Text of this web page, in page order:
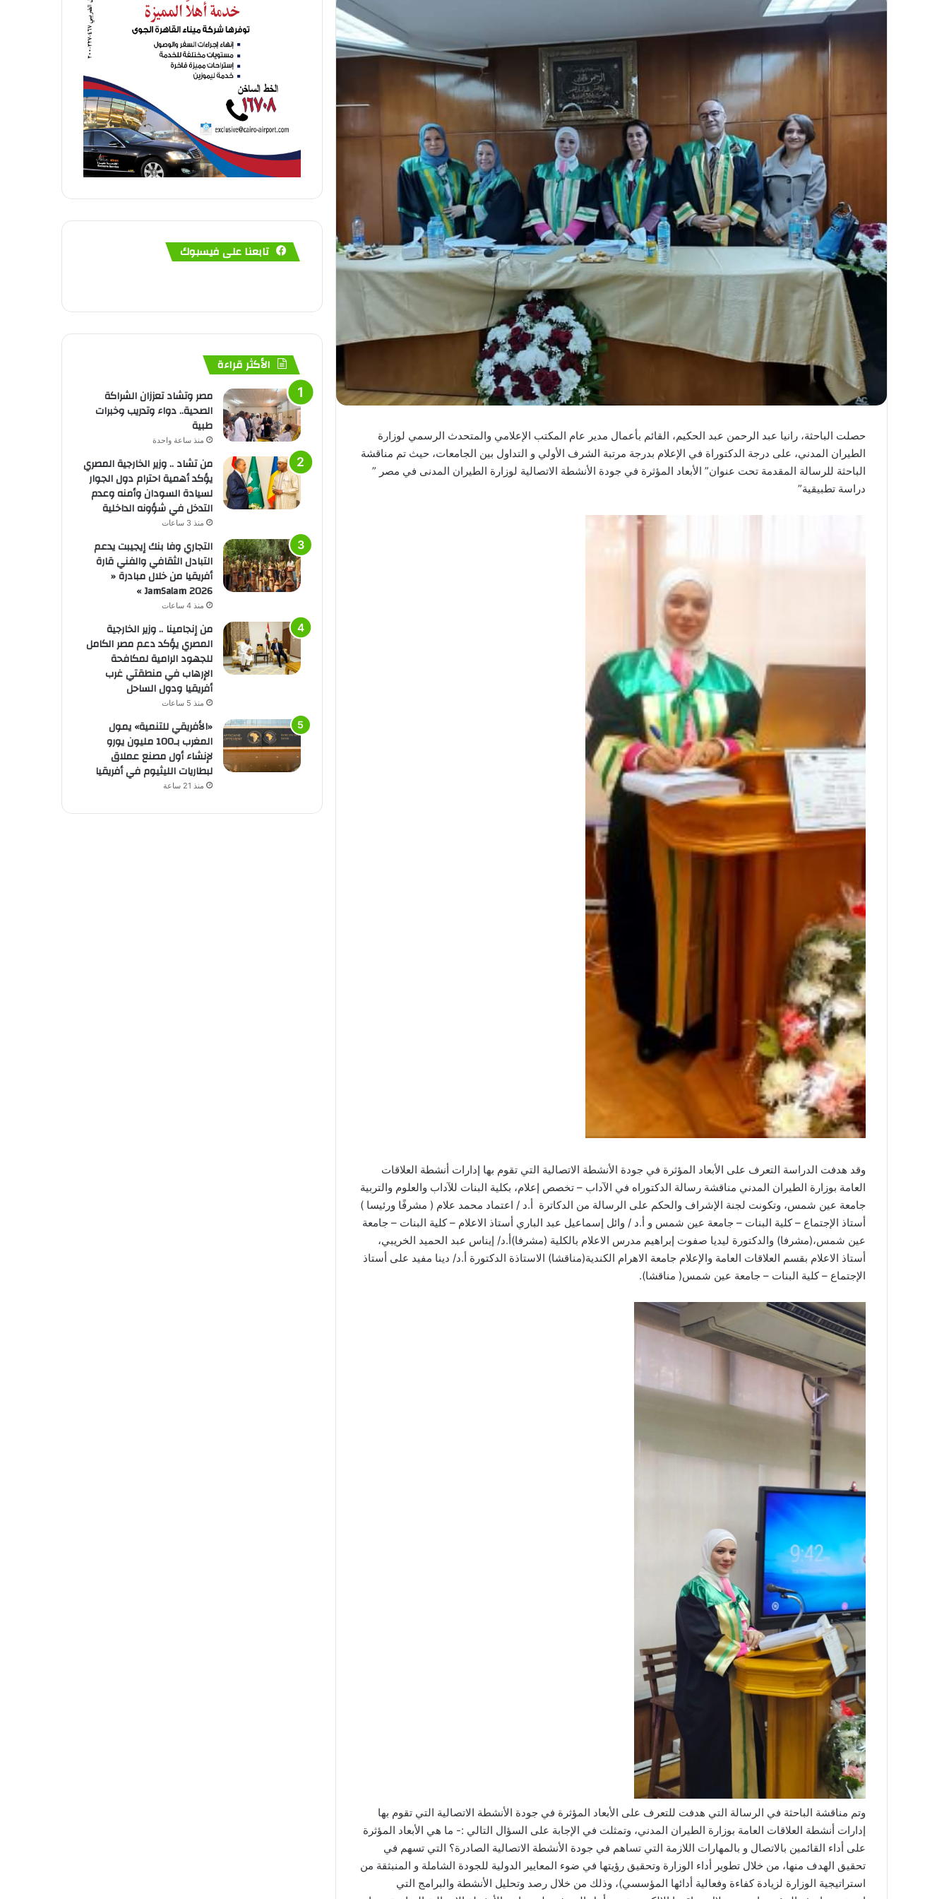
حصلت الباحثة، رانيا عبد الرحمن عبد الحكيم، القائم بأعمال مدير عام المكتب الإعلامي والمتحدث الرسمي لوزارة
الطيران المدني، على درجة الدكتوراة في الإعلام بدرجة مرتبة الشرف الأولي و التداول بين الجامعات، حيث تم مناقشة
الباحثة للرسالة المقدمة تحت عنوان” الأبعاد المؤثرة في جودة الأنشطة الاتصالية لوزارة الطيران المدنى في مصر ”
دراسة تطبيقية”
وقد هدفت الدراسة التعرف على الأبعاد المؤثرة في جودة الأنشطة الاتصالية التي تقوم بها إدارات أنشطة العلاقات
العامة بوزارة الطيران المدني مناقشة رسالة الدكتوراه في الآداب – تخصص إعلام، بكلية البنات للآداب والعلوم والتربية
جامعة عين شمس، وتكونت لجنة الإشراف والحكم على الرسالة من الدكاترة أ.د / اعتماد محمد علام ( مشرفًا ورئيسا )
أستاذ الإجتماع – كلية البنات – جامعة عين شمس و أ.د / وائل إسماعيل عبد الباري أستاذ الاعلام – كلية البنات – جامعة
عين شمس،(مشرفا) والدكتورة ليديا صفوت إبراهيم مدرس الاعلام بالكلية (مشرفا)أ.د/ إيناس عبد الحميد الخريبي،
أستاذ الاعلام بقسم العلاقات العامة والإعلام جامعة الاهرام الكندية(مناقشا) الاستاذة الدكتورة أ.د/ دينا مفيد على أستاذ
الإجتماع – كلية البنات – جامعة عين شمس( مناقشا).
وتم مناقشة الباحثة في الرسالة التي هدفت للتعرف على الأبعاد المؤثرة في جودة الأنشطة الاتصالية التي تقوم بها
إدارات أنشطة العلاقات العامة بوزارة الطيران المدني، وتمثلت في الإجابة على السؤال التالي :- ما هي الأبعاد المؤثرة
على أداء القائمين بالاتصال و بالمهارات اللازمة التي تساهم في جودة الأنشطة الاتصالية الصادرة؟ التي تسهم في
تحقيق الهدف منها، من خلال تطوير أداء الوزارة وتحقيق رؤيتها في ضوء المعايير الدولية للجودة الشاملة و المنبثقة من
استراتيجية الوزارة لزيادة كفاءة وفعالية أدائها المؤسسي)، وذلك من خلال رصد وتحليل الأنشطة والبرامج التي
تابعنا على فيسبوك
الأكثر قراءة
مصر وتشاد تعززان الشراكة
الصحية.. دواء وتدريب وخبرات
طبية
منذ ساعة واحدة
من تشاد .. وزير الخارجية المصري
يؤكد أهمية احترام دول الجوار
لسيادة السودان وأمنه وعدم
التدخل في شؤونه الداخلية
منذ 3 ساعات
التجاري وفا بنك إيجيبت يدعم
التبادل الثقافي والفني قارة
أفريقيا من خلال مبادرة «
JamSalam 2026 »
منذ 4 ساعات
من إنجامينا .. وزير الخارجية
المصري يؤكد دعم مصر الكامل
للجهود الرامية لمكافحة
الإرهاب في منطقتي غرب
أفريقيا ودول الساحل
منذ 5 ساعات
«الأفريقي للتنمية» يمول
المغرب بـ100 مليون يورو
لإنشاء أول مصنع عملاق
لبطاريات الليثيوم في أفريقيا
منذ 21 ساعة